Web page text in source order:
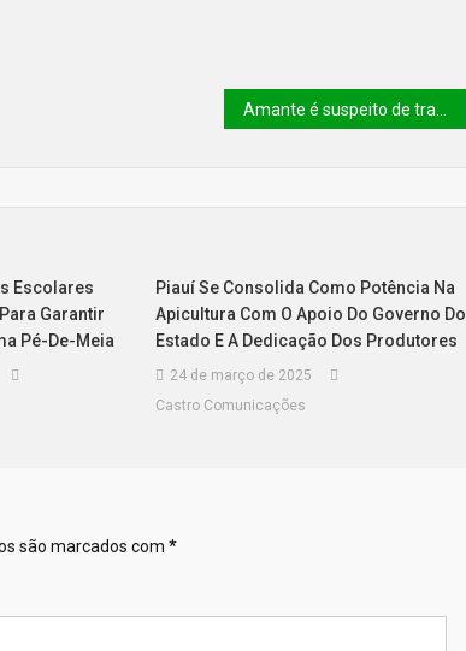
Escolares
Garantir
Pé-De-Meia
Piauí Se Consolida Como Potência Na
Apicultura Com O Apoio Do Governo Do
Estado E A Dedicação Dos Produtores
24 de março de 2025
Castro Comunicações
são marcados com *